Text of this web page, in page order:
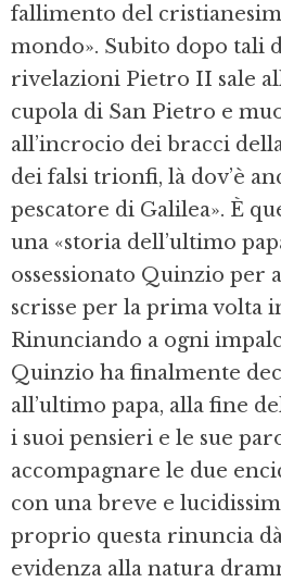
fallimento del
mondo». Subito dopo tali
rivelazioni Pietro II sale
cupola di San Pietro e
all’incrocio dei bracci
dei falsi trionfi, là dov’è
pescatore di Galilea». È
una «storia dell’ultimo
ossessionato Quinzio per
scrisse per la prima volta
Rinunciando a ogni
Quinzio ha finalmente
all’ultimo papa, alla fine
i suoi pensieri e le sue
accompagnare le due
con una breve e
proprio questa rinuncia
evidenza alla natura